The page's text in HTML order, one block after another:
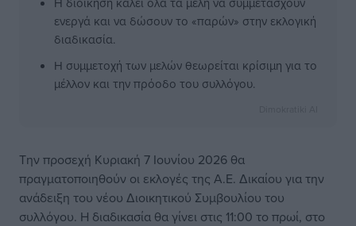
ενεργά και να δώσουν το «παρών» στην εκλογική
διαδικασία.
Η συμμετοχή των μελών θεωρείται κρίσιμη για το
μέλλον και την πρόοδο του συλλόγου.
Την προσεχή Κυριακή 7 Ιουνίου 2026 θα
πραγματοποιηθούν οι εκλογές της Α.Ε. Δικαίου για την
ανάδειξη του νέου Διοικητικού Συμβουλίου του
συλλόγου. Η διαδικασία θα γίνει στις 11:00 το πρωί, στο